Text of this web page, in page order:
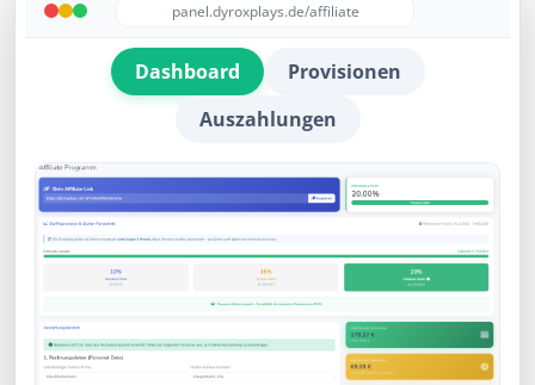
panel.dyroxplays.de/affiliate
Dashboard
Provisionen
Auszahlungen